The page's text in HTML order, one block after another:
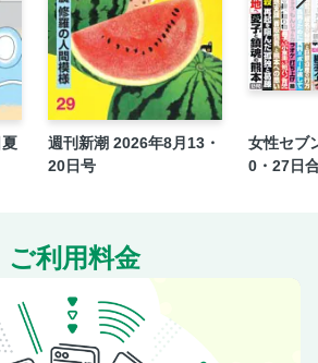
才師の流儀
『TOUGH第二章 第1巻』絶賛発売中!!!
ュー＞ 咲田ゆな（声優、アイドル）
ュー＞ 藤水咲桜（女優）
ュー＞ 斎藤恭代（グラビアアイドル）
ュー＞ 三園響子（グラビアアイドル）
ュー＞ 山田かな（グラビアアイドル）
富士宮SP】vol.421 新型ジムニーの窓
週刊新潮 2026年8月13・
20日号
女性セブ
0・27日
ご利用料金